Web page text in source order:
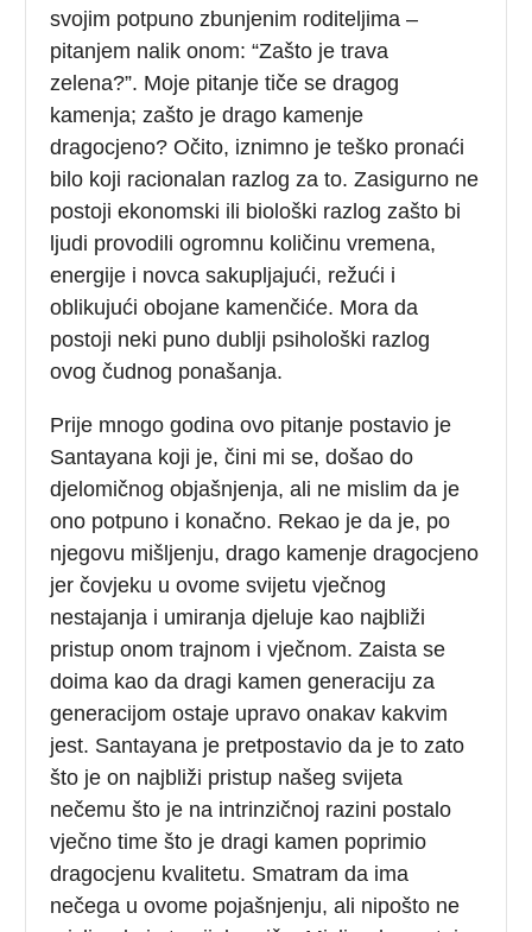
svojim potpuno zbunjenim roditeljima –
pitanjem nalik onom: “Zašto je trava
zelena?”. Moje pitanje tiče se dragog
kamenja; zašto je drago kamenje
dragocjeno? Očito, iznimno je teško pronaći
bilo koji racionalan razlog za to. Zasigurno ne
postoji ekonomski ili biološki razlog zašto bi
ljudi provodili ogromnu količinu vremena,
energije i novca sakupljajući, režući i
oblikujući obojane kamenčiće. Mora da
postoji neki puno dublji psihološki razlog
ovog čudnog ponašanja.
Prije mnogo godina ovo pitanje postavio je
Santayana koji je, čini mi se, došao do
djelomičnog objašnjenja, ali ne mislim da je
ono potpuno i konačno. Rekao je da je, po
njegovu mišljenju, drago kamenje dragocjeno
jer čovjeku u ovome svijetu vječnog
nestajanja i umiranja djeluje kao najbliži
pristup onom trajnom i vječnom. Zaista se
doima kao da dragi kamen generaciju za
generacijom ostaje upravo onakav kakvim
jest. Santayana je pretpostavio da je to zato
što je on najbliži pristup našeg svijeta
nečemu što je na intrinzičnoj razini postalo
vječno time što je dragi kamen poprimio
dragocjenu kvalitetu. Smatram da ima
nečega u ovome pojašnjenju, ali nipošto ne